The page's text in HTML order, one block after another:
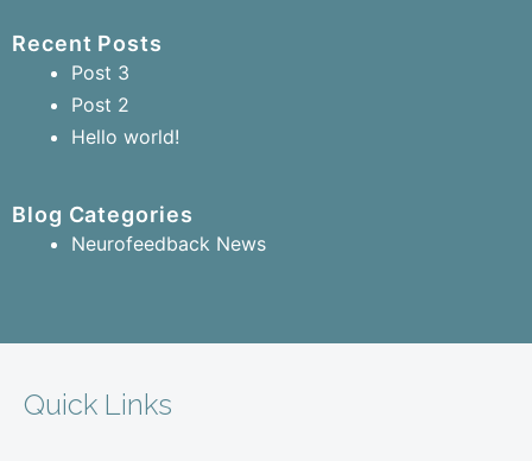
Recent Posts
Post 3
Post 2
Hello world!
Blog Categories
Neurofeedback News
Quick Links